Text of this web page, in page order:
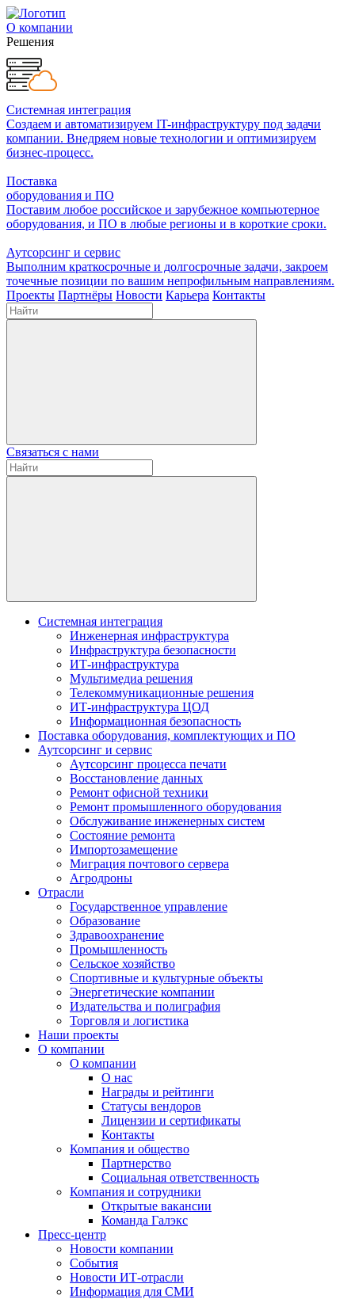
О компании
Решения
Системная интеграция
Создаем и автоматизируем IT-инфраструктуру под задачи
компании. Внедряем новые технологии и оптимизируем
бизнес-процесс.
Поставка
оборудования и ПО
Поставим любое российское и зарубежное компьютерное
оборудования, и ПО в любые регионы и в короткие сроки.
Аутсорсинг и сервис
Выполним краткосрочные и долгосрочные задачи, закроем
точечные позиции по вашим непрофильным направлениям.
Проекты Партнёры Новости Карьера Контакты
Связаться с нами
Системная интеграция
Инженерная инфраструктура
Инфраструктура безопасности
ИТ-инфраструктура
Мультимедиа решения
Телекоммуникационные решения
ИТ-инфраструктура ЦОД
Информационная безопасность
Поставка оборудования, комплектующих и ПО
Аутсорсинг и сервис
Аутсорсинг процесса печати
Восстановление данных
Ремонт офисной техники
Ремонт промышленного оборудования
Обслуживание инженерных систем
Состояние ремонта
Импортозамещение
Миграция почтового сервера
Агродроны
Отрасли
Государственное управление
Образование
Здравоохранение
Промышленность
Сельское хозяйство
Спортивные и культурные объекты
Энергетические компании
Издательства и полиграфия
Торговля и логистика
Наши проекты
О компании
О компании
О нас
Награды и рейтинги
Статусы вендоров
Лицензии и сертификаты
Контакты
Компания и общество
Партнерство
Социальная ответственность
Компания и сотрудники
Открытые вакансии
Команда Галэкс
Пресс-центр
Новости компании
События
Новости ИТ-отрасли
Информация для СМИ